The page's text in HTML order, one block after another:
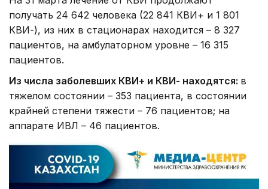
получать 24 642 человека (22 841 КВИ+ и 1 801
КВИ-), из них в стационарах находится – 8 327
пациентов, на амбулаторном уровне – 16 315
пациентов.
Из числа заболевших КВИ+ и КВИ- находятся: в
тяжелом состоянии – 353 пациента, в состоянии
крайней степени тяжести – 76 пациентов; на
аппарате ИВЛ – 46 пациентов.